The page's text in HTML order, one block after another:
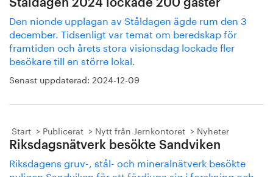
Ståldagen 2024 lockade 200 gäster
Den nionde upplagan av Ståldagen ägde rum den 3
december. Tidsenligt var temat om beredskap för
framtiden och årets stora visionsdag lockade fler
besökare till en större lokal.
Senast uppdaterad: 2024-12-09
Start Publicerat Nytt från Jernkontoret Nyheter
Riksdagsnätverk besökte Sandviken
Riksdagens gruv-, stål- och mineralnätverk besökte